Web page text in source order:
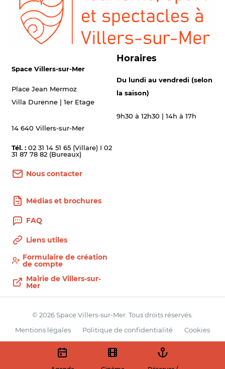
Space Villers-sur-Mer
Place Jean Mermoz
Villa Durenne | 1er Etage
14 640 Villers-sur-Mer
Tél. : 02 31 14 51 65 (Villare) I 02
31 87 78 82 (Bureaux)
Nous contacter
Horaires
Du lundi au vendredi (selon
la saison)
9h30 à 12h30 | 14h à 17h
Médias et brochures
FAQ
Liens utiles
Formulaire de création
de compte
Mairie de Villers-sur-
Mer
© 2026 Space Villers-sur-Mer. Tous droits réservés.
Mentions légales
Politique de confidentialité Cookies